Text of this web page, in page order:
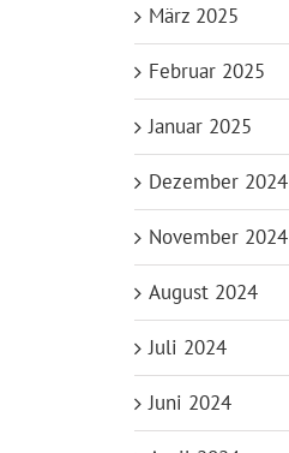
März 2025
Februar 2025
Januar 2025
Dezember 2024
November 2024
August 2024
Juli 2024
Juni 2024